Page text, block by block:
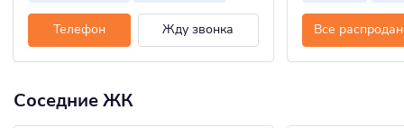
Телефон Жду звонка Все
Соседние ЖК